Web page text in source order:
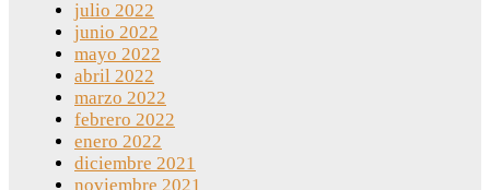
julio 2022
junio 2022
mayo 2022
abril 2022
marzo 2022
febrero 2022
enero 2022
diciembre 2021
noviembre 2021